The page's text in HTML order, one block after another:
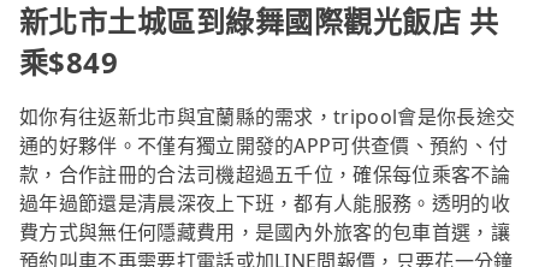
新北市土城區到綠舞國際觀光飯店 共
乘$849
如你有往返新北市與宜蘭縣的需求，tripool會是你長途交
通的好夥伴。不僅有獨立開發的APP可供查價、預約、付
款，合作註冊的合法司機超過五千位，確保每位乘客不論
過年過節還是清晨深夜上下班，都有人能服務。透明的收
費方式與無任何隱藏費用，是國內外旅客的包車首選，讓
預約叫車不再需要打電話或加LINE問報價，只要花一分鐘